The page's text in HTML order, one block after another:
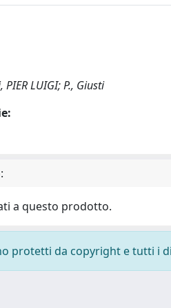
LUIGI; P., Giusti
a questo prodotto.
protetti da copyright e tutti i